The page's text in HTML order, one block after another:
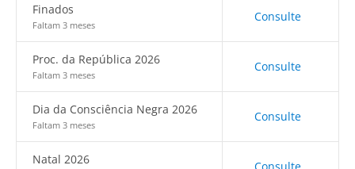
Finados
Faltam 3 meses
Consulte
Proc. da República 2026
Faltam 3 meses
Consulte
Dia da Consciência Negra 2026
Faltam 3 meses
Consulte
Natal 2026